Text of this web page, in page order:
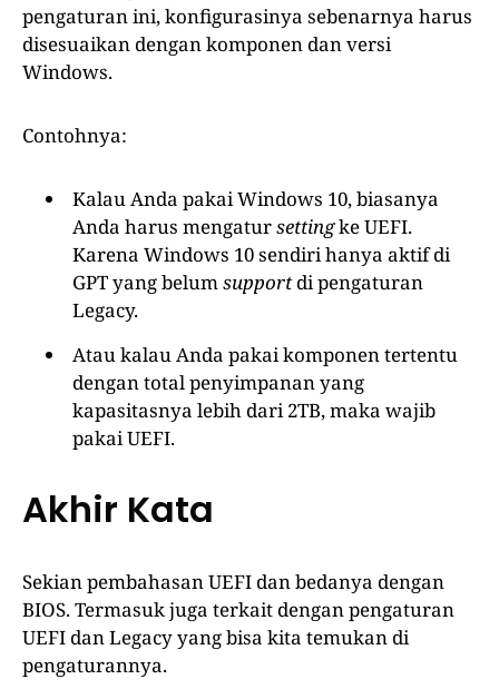
pengaturan ini, konfigurasinya sebenarnya harus
disesuaikan dengan komponen dan versi
Windows.
Contohnya:
Kalau Anda pakai Windows 10, biasanya
Anda harus mengatursettingke UEFI.
Karena Windows 10 sendiri hanya aktif di
GPT yang belumsupportdi pengaturan
Legacy.
Atau kalau Anda pakai komponen tertentu
dengan total penyimpanan yang
kapasitasnya lebih dari 2TB, maka wajib
pakai UEFI.
Akhir Kata
Sekian pembahasan UEFI dan bedanya dengan
BIOS. Termasuk juga terkait dengan pengaturan
UEFI dan Legacy yang bisa kita temukan di
pengaturannya.